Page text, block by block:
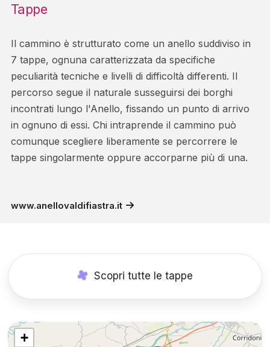
Tappe
Il cammino è strutturato come un anello suddiviso in
7 tappe, ognuna caratterizzata da specifiche
peculiarità tecniche e livelli di difficoltà differenti. Il
percorso segue il naturale susseguirsi dei borghi
incontrati lungo l'Anello, fissando un punto di arrivo
in ognuno di essi. Chi intraprende il cammino può
comunque scegliere liberamente se percorrere le
tappe singolarmente oppure accorparne più di una.
www.anellovaldifiastra.it
Scopri tutte le tappe
+